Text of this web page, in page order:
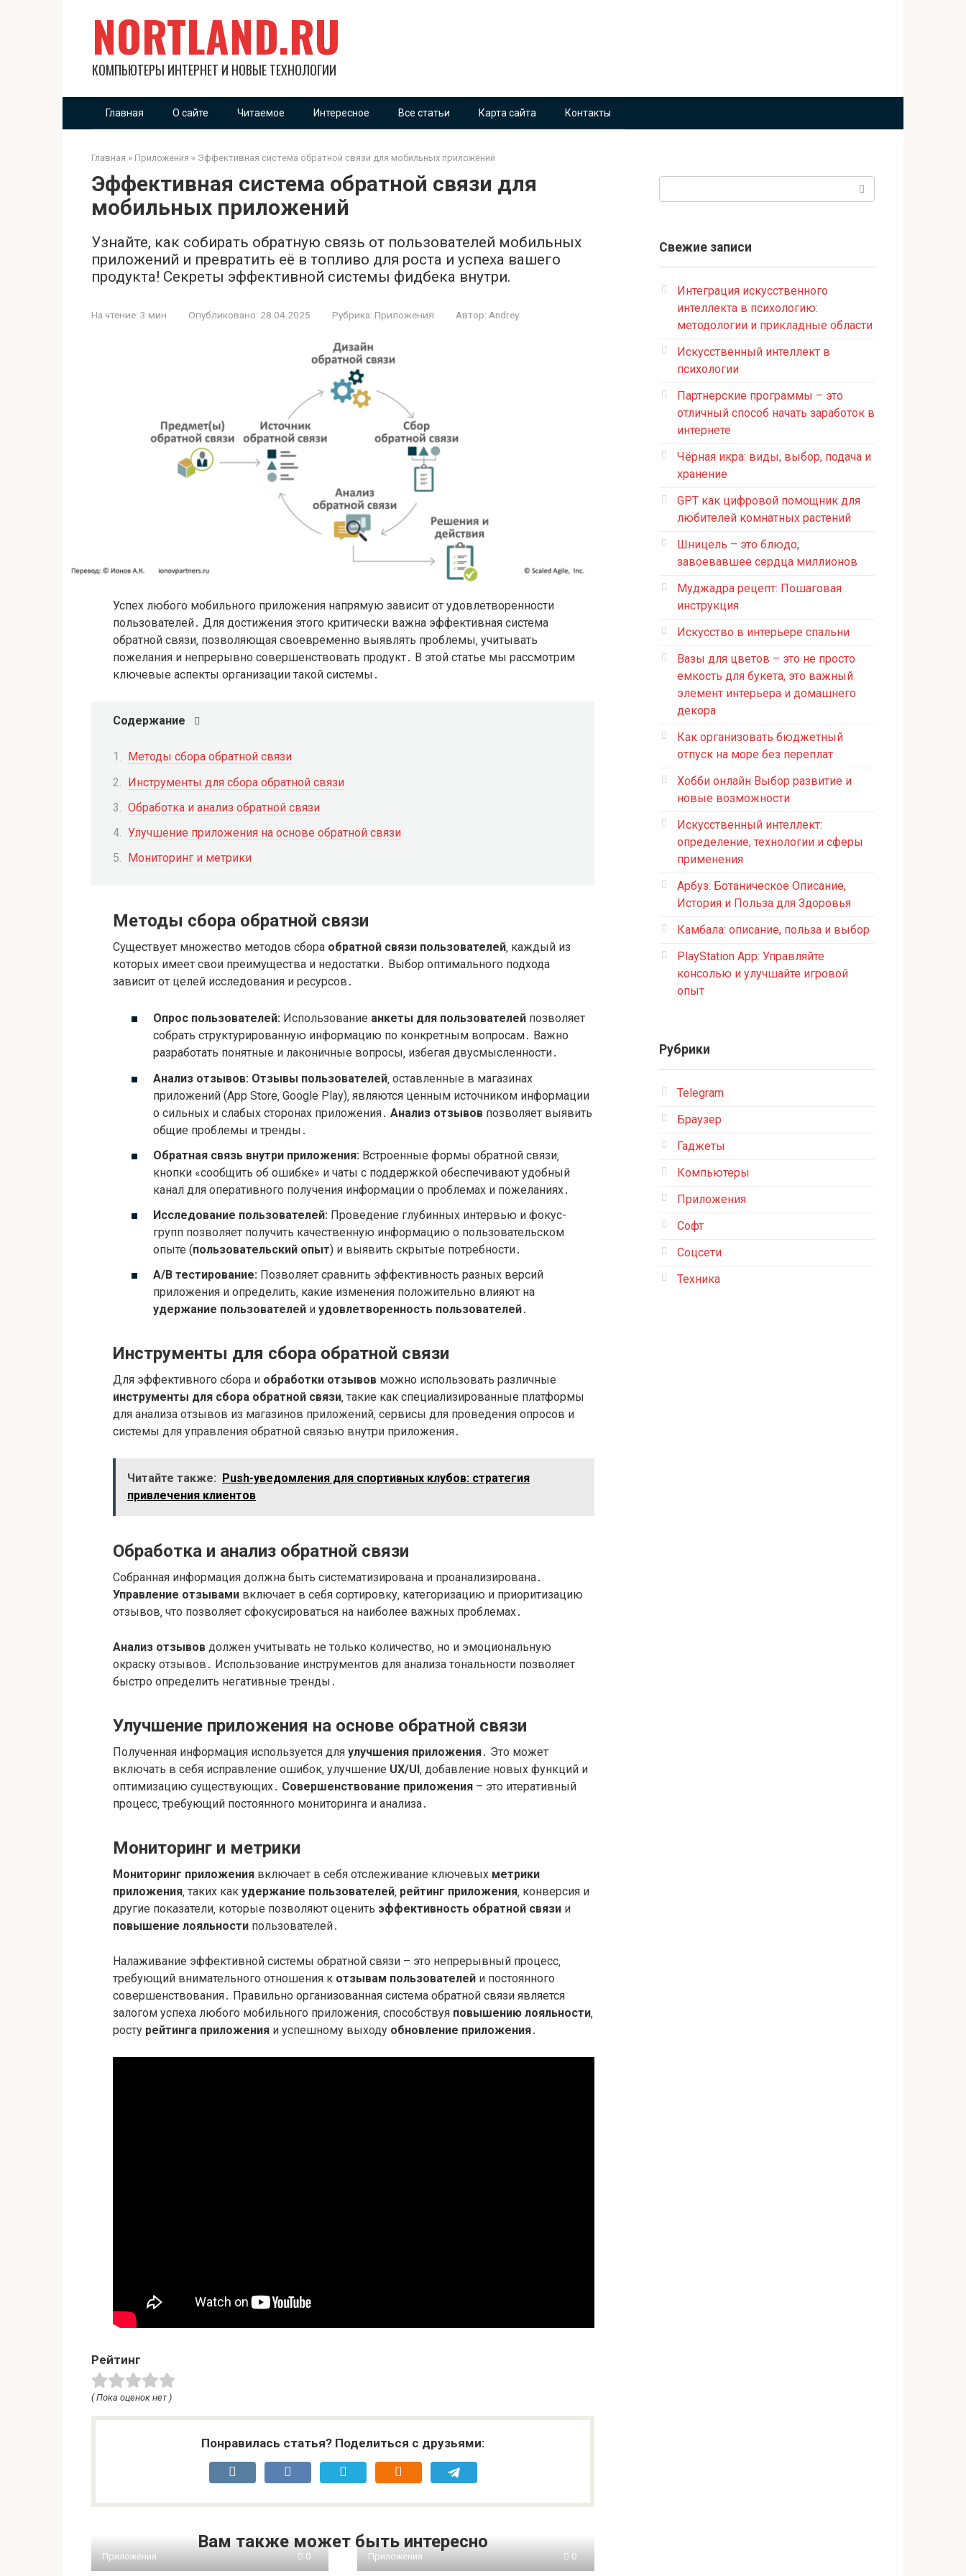
NORTLAND.RU
КОМПЬЮТЕРЫ ИНТЕРНЕТ И НОВЫЕ ТЕХНОЛОГИИ
Главная О сайте Читаемое Интересное Все статьи Карта сайта Контакты
Главная » Приложения » Эффективная система обратной связи для мобильных приложений
Эффективная система обратной связи для
мобильных приложений
Узнайте, как собирать обратную связь от пользователей мобильных
приложений и превратить её в топливо для роста и успеха вашего
продукта! Секреты эффективной системы фидбека внутри.
На чтение: 3 мин Опубликовано: 28.04.2025 Рубрика: Приложения Автор: Andrey
Успех любого мобильного приложения напрямую зависит от удовлетворенности
пользователей․ Для достижения этого критически важна эффективная система
обратной связи‚ позволяющая своевременно выявлять проблемы‚ учитывать
пожелания и непрерывно совершенствовать продукт․ В этой статье мы рассмотрим
ключевые аспекты организации такой системы․
Содержание
Методы сбора обратной связи
Инструменты для сбора обратной связи
Обработка и анализ обратной связи
Улучшение приложения на основе обратной связи
Мониторинг и метрики
Методы сбора обратной связи
Существует множество методов сбора обратной связи пользователей‚ каждый из
которых имеет свои преимущества и недостатки․ Выбор оптимального подхода
зависит от целей исследования и ресурсов․
Опрос пользователей: Использование анкеты для пользователей позволяет
собрать структурированную информацию по конкретным вопросам․ Важно
разработать понятные и лаконичные вопросы‚ избегая двусмысленности․
Анализ отзывов: Отзывы пользователей ‚ оставленные в магазинах
приложений (App Store‚ Google Play)‚ являются ценным источником информации
о сильных и слабых сторонах приложения․ Анализ отзывов позволяет выявить
общие проблемы и тренды․
Обратная связь внутри приложения: Встроенные формы обратной связи‚
кнопки «сообщить об ошибке» и чаты с поддержкой обеспечивают удобный
канал для оперативного получения информации о проблемах и пожеланиях․
Исследование пользователей: Проведение глубинных интервью и фокус-
групп позволяет получить качественную информацию о пользовательском
опыте (пользовательский опыт) и выявить скрытые потребности․
A/B тестирование: Позволяет сравнить эффективность разных версий
приложения и определить‚ какие изменения положительно влияют на
удержание пользователей и удовлетворенность пользователей․
Инструменты для сбора обратной связи
Для эффективного сбора и обработки отзывов можно использовать различные
инструменты для сбора обратной связи‚ такие как специализированные платформы
для анализа отзывов из магазинов приложений‚ сервисы для проведения опросов и
системы для управления обратной связью внутри приложения․
Читайте также:
Push-уведомления для спортивных клубов: стратегия
привлечения клиентов
Обработка и анализ обратной связи
Собранная информация должна быть систематизирована и проанализирована․
Управление отзывами включает в себя сортировку‚ категоризацию и приоритизацию
отзывов‚ что позволяет сфокусироваться на наиболее важных проблемах․
Анализ отзывов должен учитывать не только количество‚ но и эмоциональную
окраску отзывов․ Использование инструментов для анализа тональности позволяет
быстро определить негативные тренды․
Улучшение приложения на основе обратной связи
Полученная информация используется для улучшения приложения․ Это может
включать в себя исправление ошибок‚ улучшение UX/UI ‚ добавление новых функций и
оптимизацию существующих․ Совершенствование приложения – это итеративный
процесс‚ требующий постоянного мониторинга и анализа․
Мониторинг и метрики
Мониторинг приложения включает в себя отслеживание ключевых метрики
приложения‚ таких как удержание пользователей‚ рейтинг приложения‚ конверсия и
другие показатели‚ которые позволяют оценить эффективность обратной связи и
повышение лояльности пользователей․
Налаживание эффективной системы обратной связи – это непрерывный процесс‚
требующий внимательного отношения к отзывам пользователей и постоянного
совершенствования․ Правильно организованная система обратной связи является
залогом успеха любого мобильного приложения‚ способствуя повышению лояльности‚
росту рейтинга приложения и успешному выходу обновление приложения․
Рейтинг
( Пока оценок нет )
Понравилась статья? Поделиться с друзьями:
Вам также может быть интересно
Приложения 0 Приложения 0
Свежие записи
Интеграция искусственного
интеллекта в психологию:
методологии и прикладные области
Искусственный интеллект в
психологии
Партнерские программы – это
отличный способ начать заработок в
интернете
Чёрная икра: виды, выбор, подача и
хранение
GPT как цифровой помощник для
любителей комнатных растений
Шницель – это блюдо,
завоевавшее сердца миллионов
Муджадра рецепт: Пошаговая
инструкция
Искусство в интерьере спальни
Вазы для цветов – это не просто
емкость для букета, это важный
элемент интерьера и домашнего
декора
Как организовать бюджетный
отпуск на море без переплат
Хобби онлайн Выбор развитие и
новые возможности
Искусственный интеллект:
определение, технологии и сферы
применения
Арбуз: Ботаническое Описание,
История и Польза для Здоровья
Камбала: описание, польза и выбор
PlayStation App: Управляйте
консолью и улучшайте игровой
опыт
Рубрики
Telegram
Браузер
Гаджеты
Компьютеры
Приложения
Софт
Соцсети
Техника